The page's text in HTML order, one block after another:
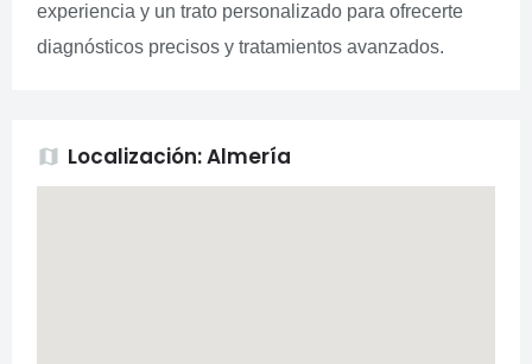
experiencia y un trato personalizado para ofrecerte
diagnósticos precisos y tratamientos avanzados.
map Localización: Almería